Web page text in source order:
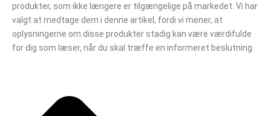
produkter, som ikke længere er tilgængelige på markedet. Vi har
valgt at medtage dem i denne artikel, fordi vi mener, at
oplysningerne om disse produkter stadig kan være værdifulde
for dig som læser, når du skal træffe en informeret beslutning.